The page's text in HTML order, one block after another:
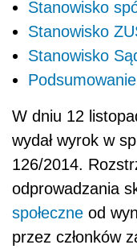
Stanowisko
Stanowisko
Stanowisko
Podsumowanie
W dniu 12
wydał wyrok w
126/2014.
odprowadzania
społeczne od
przez członków